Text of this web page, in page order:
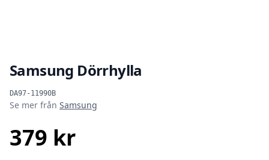
Samsung Dörrhylla
DA97-11990B
Produktinformation
Se mer från Samsung
379 kr